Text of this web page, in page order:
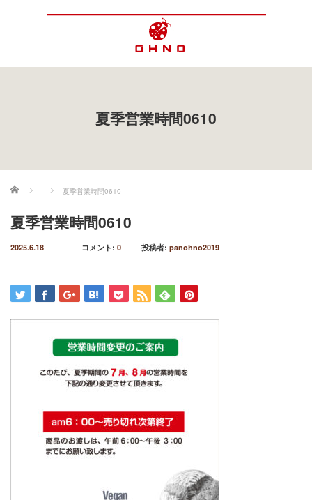
夏季営業時間0610
ホーム 夏季営業時間0610
夏季営業時間0610
2025.6.18 コメント: 0 投稿者: panohno2019